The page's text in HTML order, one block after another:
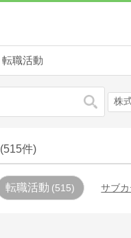
転職活動
検索 株
(515件)
転職活動 515 サブ